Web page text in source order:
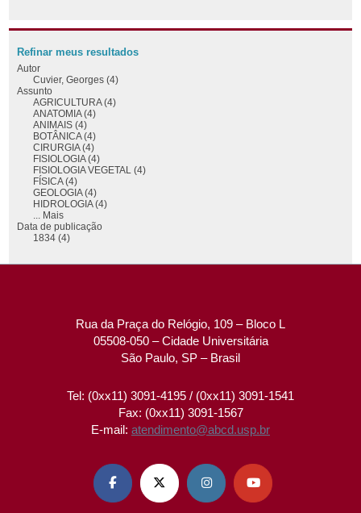
Refinar meus resultados
Autor
Cuvier, Georges (4)
Assunto
AGRICULTURA (4)
ANATOMIA (4)
ANIMAIS (4)
BOTÂNICA (4)
CIRURGIA (4)
FISIOLOGIA (4)
FISIOLOGIA VEGETAL (4)
FÍSICA (4)
GEOLOGIA (4)
HIDROLOGIA (4)
... Mais
Data de publicação
1834 (4)
Rua da Praça do Relógio, 109 – Bloco L
05508-050 – Cidade Universitária
São Paulo, SP – Brasil
Tel: (0xx11) 3091-4195 / (0xx11) 3091-1541
Fax: (0xx11) 3091-1567
E-mail: atendimento@abcd.usp.br
   